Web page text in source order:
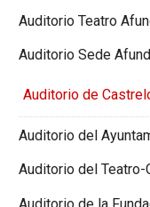
Auditorio Teatro
Auditorio Sede
Auditorio de
Auditorio del
Auditorio del Teatro-